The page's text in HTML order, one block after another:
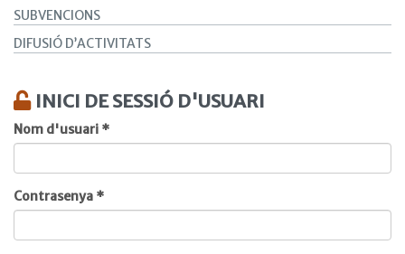
SUBVENCIONS
DIFUSIÓ D’ACTIVITATS
INICI DE SESSIÓ D'USUARI
Nom d'usuari *
Contrasenya *